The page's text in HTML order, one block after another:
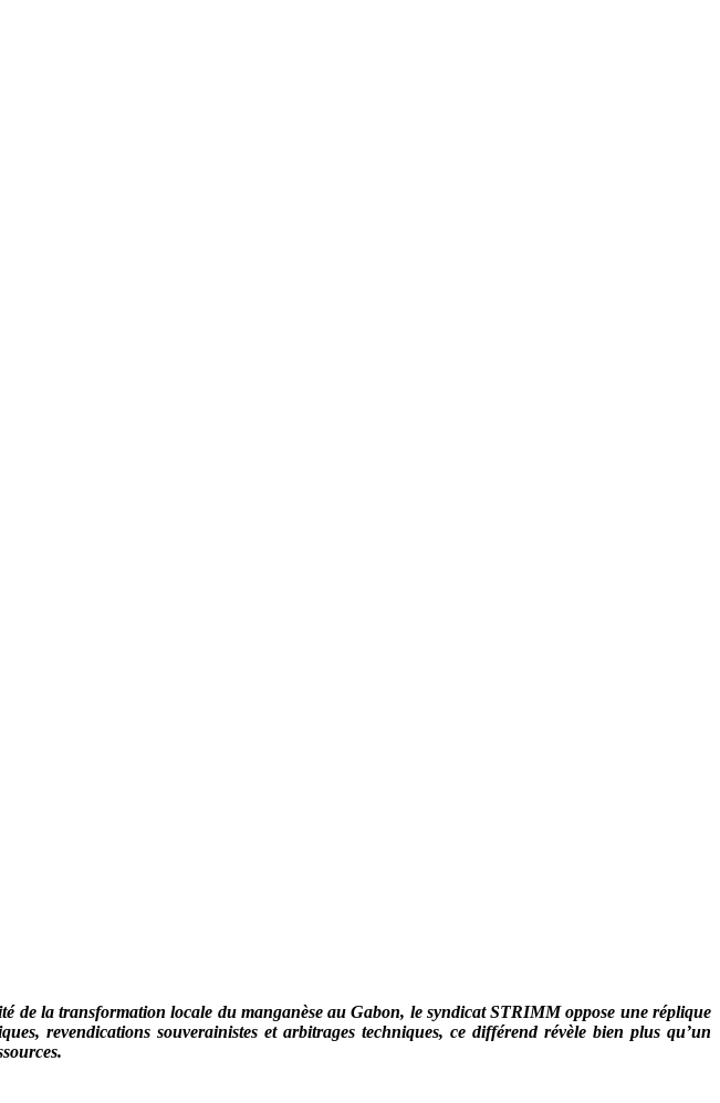
de la transformation locale du manganèse au Gabon, le syndicat STRIMM oppose une réplique
revendications souverainistes et arbitrages techniques, ce différend révèle bien plus qu’un